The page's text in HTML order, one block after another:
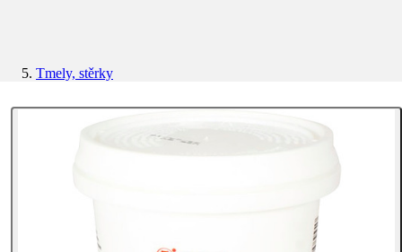
Tmely, stěrky